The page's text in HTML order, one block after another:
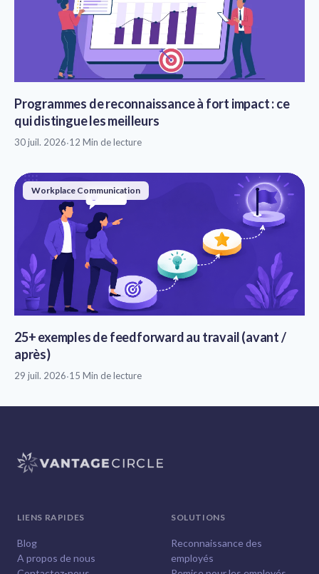
Programmes de reconnaissance à fort impact : ce
qui distingue les meilleurs
30 juil. 2026·12 Min de lecture
Workplace Communication
25+ exemples de feedforward au travail (avant /
après)
29 juil. 2026·15 Min de lecture
LIENS RAPIDES
Blog
A propos de nous
SOLUTIONS
Reconnaissance des
employés